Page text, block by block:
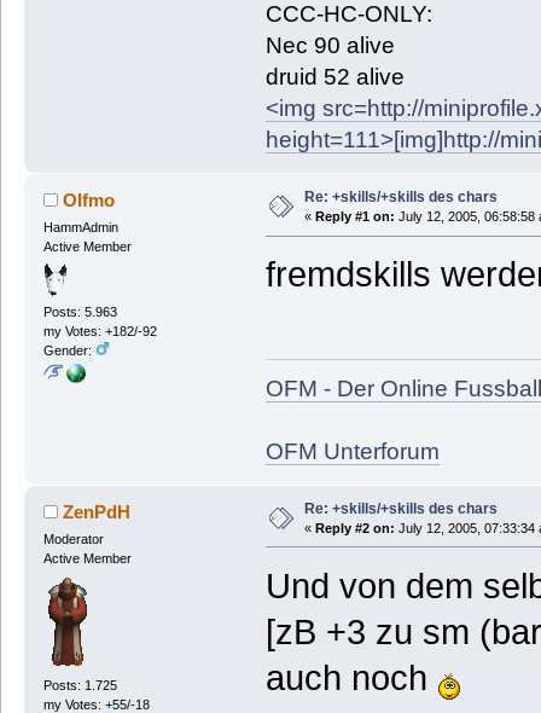
CCC-HC-ONLY:
Nec 90 alive
druid 52 alive
<img src=http://
height=111>[img]http://
Olfmo
HammAdmin
Active Member
Posts: 5.963
my Votes: +182/-92
Gender:
Re: +skills/+skills des chars
« Reply #1 on: July 12, 2005, 06:58:58
fremdskills
OFM - Der Online
OFM Unterforum
ZenPdH
Moderator
Active Member
Posts: 1.725
my Votes: +55/-18
Re: +skills/+skills des chars
« Reply #2 on: July 12, 2005, 07:33:34
Und von dem
[zB +3 zu sm
auch noch